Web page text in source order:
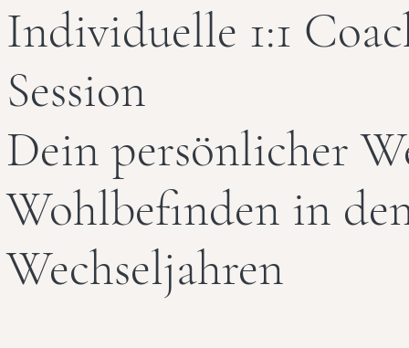
Individuelle 1:1
Session
Dein persönlicher
Wohlbefinden in
Wechseljahren